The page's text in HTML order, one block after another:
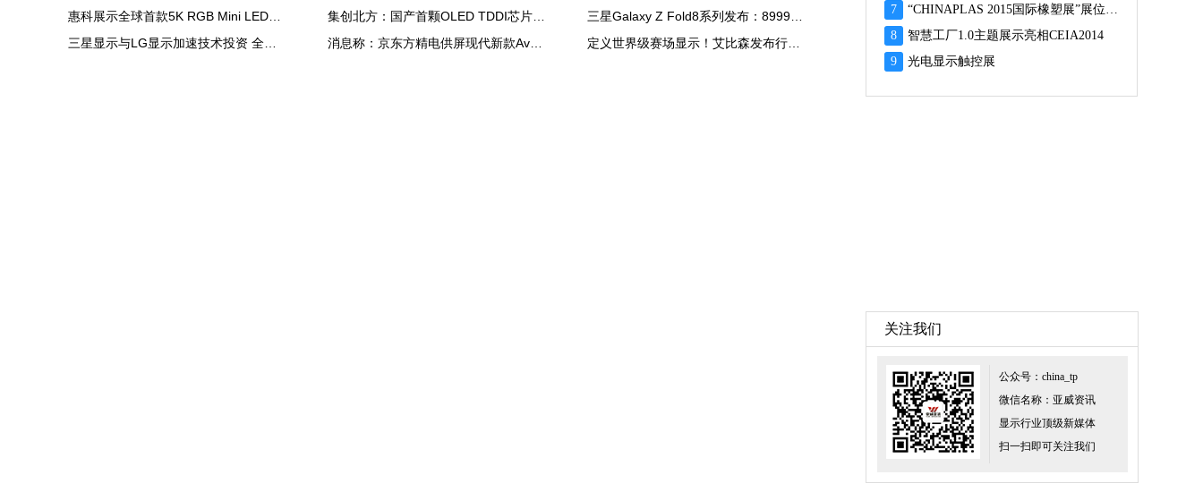
7
“CHINAPLAS 2015国际橡塑展”展位预订火爆 彰显橡塑业乐观前景
8
智慧工厂1.0主题展示亮相CEIA2014
9
光电显示触控展
关注我们
公众号：china_tp
微信名称：亚威资讯
显示行业顶级新媒体
扫一扫即可关注我们